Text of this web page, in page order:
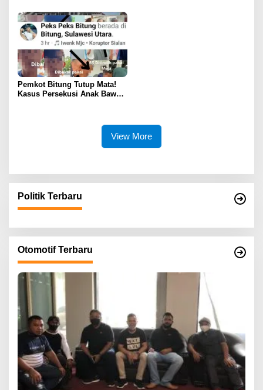
Pemkot Bitung Tutup Mata!
Kasus Persekusi Anak Bawah
View More
Politik Terbaru
Otomotif Terbaru